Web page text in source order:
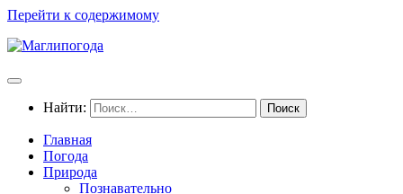
Перейти к содержимому
Найти:
Главная
Погода
Природа
Познавательно